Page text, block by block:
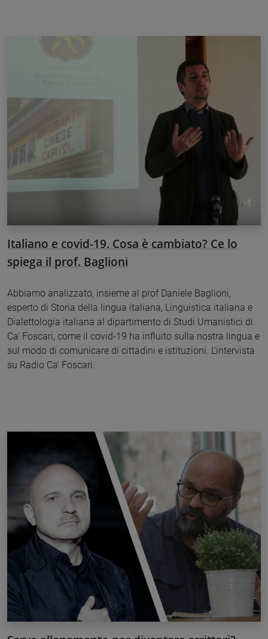
Italiano e covid-19. Cosa è cambiato? Ce lo
spiega il prof. Baglioni
Abbiamo analizzato, insieme al prof Daniele Baglioni,
esperto di Storia della lingua italiana, Linguistica italiana e
Dialettologia italiana al dipartimento di Studi Umanistici di
Ca' Foscari, come il covid-19 ha influito sulla nostra lingua e
sul modo di comunicare di cittadini e istituzioni. L'intervista
su Radio Ca' Foscari.